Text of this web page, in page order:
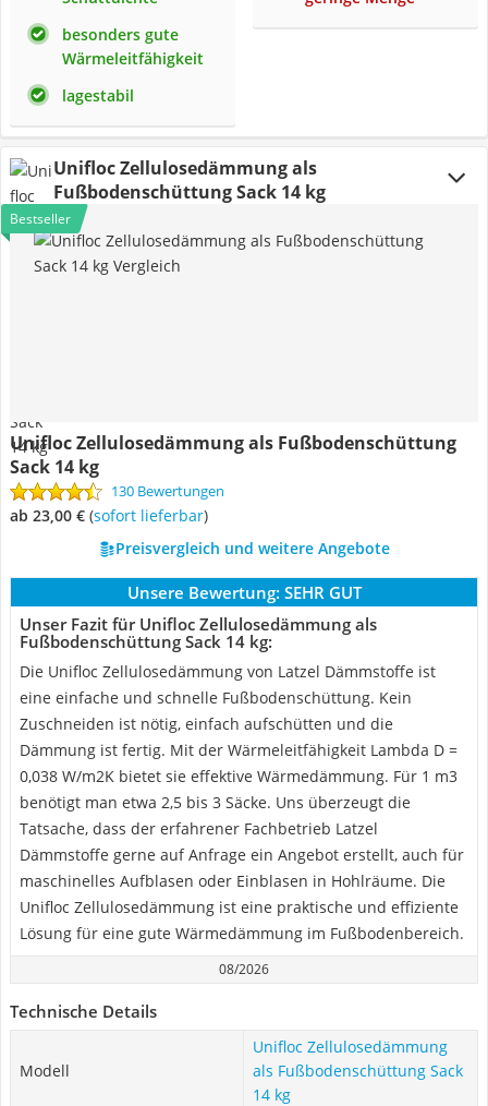
besonders gute
Wärmeleitfähigkeit
lagestabil
Unifloc Zellulosedämmung als
Fußbodenschüttung Sack 14 kg
Bestseller
Unifloc Zellulosedämmung als Fußbodenschüttung
Sack 14 kg
130 Bewertungen
ab 23,00 € ( Sofort lieferbar)
Preisvergleich und weitere Angebote
Unsere Bewertung: SEHR GUT
Unser Fazit für Unifloc Zellulosedämmung als
Fußbodenschüttung Sack 14 kg:
Die Unifloc Zellulosedämmung von Latzel Dämmstoffe ist
eine einfache und schnelle Fußbodenschüttung. Kein
Zuschneiden ist nötig, einfach aufschütten und die
Dämmung ist fertig. Mit der Wärmeleitfähigkeit Lambda D =
0,038 W/m2K bietet sie effektive Wärmedämmung. Für 1 m3
benötigt man etwa 2,5 bis 3 Säcke. Uns überzeugt die
Tatsache, dass der erfahrener Fachbetrieb Latzel
Dämmstoffe gerne auf Anfrage ein Angebot erstellt, auch für
maschinelles Aufblasen oder Einblasen in Hohlräume. Die
Unifloc Zellulosedämmung ist eine praktische und effiziente
Lösung für eine gute Wärmedämmung im Fußbodenbereich.
08/2026
Technische Details
Modell
Unifloc Zellulosedämmung
als Fußbodenschüttung Sack
14 kg